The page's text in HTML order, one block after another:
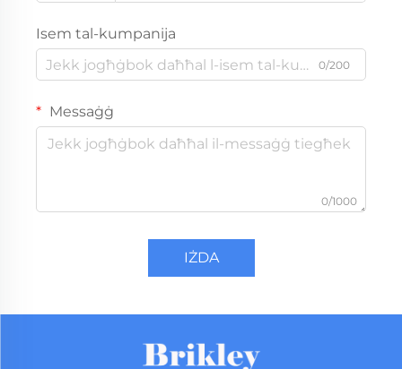
Isem tal-kumpanija
0/200
Messaġġ
0/1000
IŻDA